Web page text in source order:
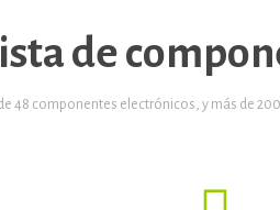
de
48 componentes electrónicos, y más de